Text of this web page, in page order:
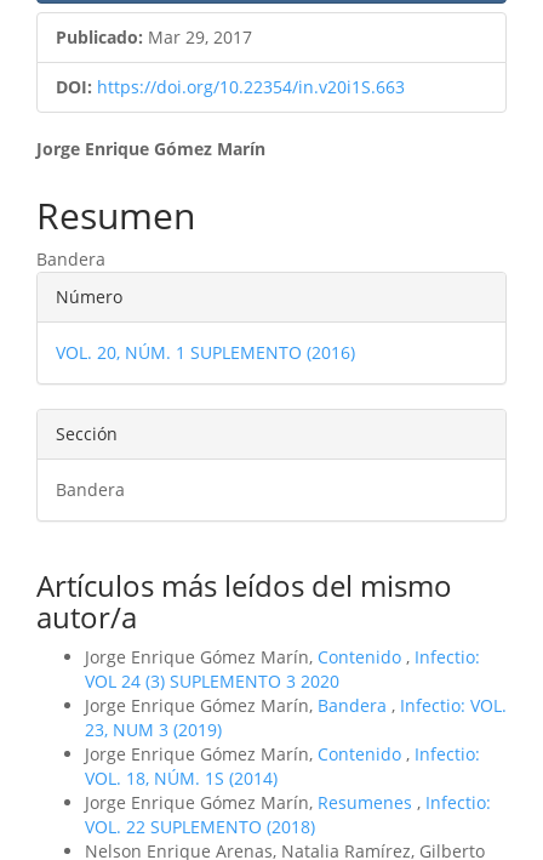
Publicado: Mar 29, 2017
DOI: https://doi.org/10.22354/in.v20i1S.663
Contenido
principal
del
artículo
Jorge Enrique Gómez Marín
Resumen
Bandera
Detalles
del
artículo
Número
VOL. 20, NÚM. 1 SUPLEMENTO (2016)
Sección
Bandera
Artículos más leídos del mismo
autor/a
Jorge Enrique Gómez Marín, Contenido , Infectio:
VOL 24 (3) SUPLEMENTO 3 2020
Jorge Enrique Gómez Marín, Bandera , Infectio: VOL.
23, NUM 3 (2019)
Jorge Enrique Gómez Marín, Contenido , Infectio:
VOL. 18, NÚM. 1S (2014)
Jorge Enrique Gómez Marín, Resumenes , Infectio:
VOL. 22 SUPLEMENTO (2018)
Nelson Enrique Arenas, Natalia Ramírez, Gilberto